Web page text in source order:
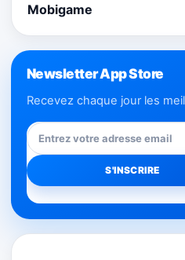
Mobigame
Newsletter App Store
Recevez chaque jour les